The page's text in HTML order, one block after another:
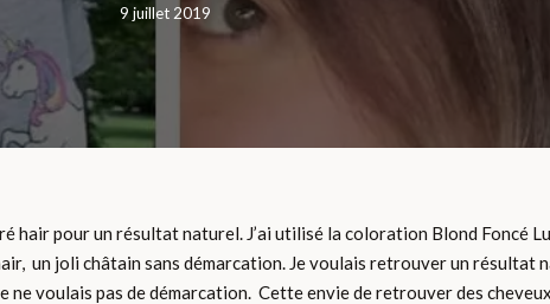
9 juillet 2019
hair pour un résultat naturel. J’ai utilisé la coloration Blond Foncé
un joli châtain sans démarcation. Je voulais retrouver un résultat
voulais pas de démarcation. Cette envie de retrouver des